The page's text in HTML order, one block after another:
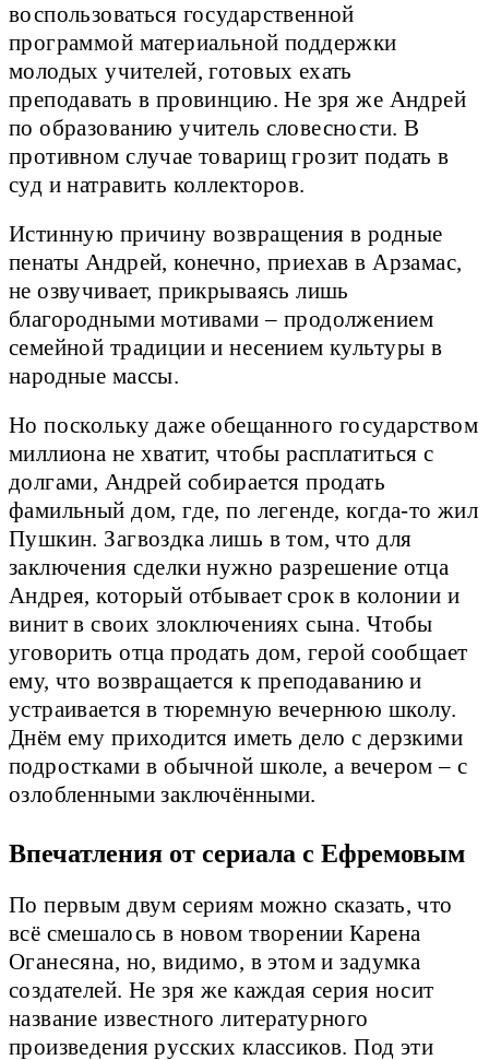
воспользоваться государственной
программой материальной поддержки
молодых учителей, готовых ехать
преподавать в провинцию. Не зря же Андрей
по образованию учитель словесности. В
противном случае товарищ грозит подать в
суд и натравить коллекторов.
Истинную причину возвращения в родные
пенаты Андрей, конечно, приехав в Арзамас,
не озвучивает, прикрываясь лишь
благородными мотивами – продолжением
семейной традиции и несением культуры в
народные массы.
Но поскольку даже обещанного государством
миллиона не хватит, чтобы расплатиться с
долгами, Андрей собирается продать
фамильный дом, где, по легенде, когда-то жил
Пушкин. Загвоздка лишь в том, что для
заключения сделки нужно разрешение отца
Андрея, который отбывает срок в колонии и
винит в своих злоключениях сына. Чтобы
уговорить отца продать дом, герой сообщает
ему, что возвращается к преподаванию и
устраивается в тюремную вечернюю школу.
Днём ему приходится иметь дело с дерзкими
подростками в обычной школе, а вечером – с
озлобленными заключёнными.
Впечатления от сериала с Ефремовым
По первым двум сериям можно сказать, что
всё смешалось в новом творении Карена
Оганесяна, но, видимо, в этом и задумка
создателей. Не зря же каждая серия носит
название известного литературного
произведения русских классиков. Под эти